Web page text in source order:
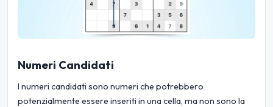
Numeri Candidati
I numeri candidati sono numeri che potrebbero
potenzialmente essere inseriti in una cella, ma non sono la